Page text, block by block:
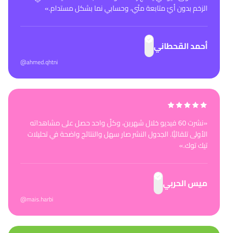
الزخم بدون أيّ متابعة منّي، وحسابي نما بشكل مستدام.»
أحمد القحطاني
@ahmed.qhtni
«
نشرت 60 فيديو خلال شهرين، وكلّ واحد حصل على مشاهداته
الأولى تلقائيًّا. الجدول النشر صار سهل والنتائج واضحة في تحليلات
تيك توك.»
ميس الحربي
@mais.harbi